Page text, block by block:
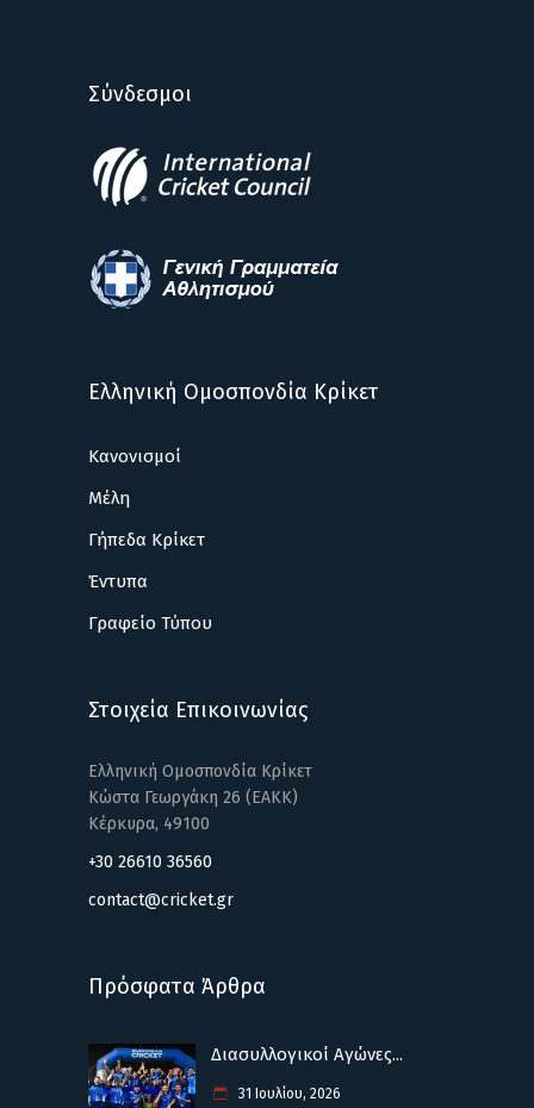
Σύνδεσμοι
Ελληνική Ομοσπονδία Κρίκετ
Κανονισμοί
Μέλη
Γήπεδα Κρίκετ
Έντυπα
Γραφείο Τύπου
Στοιχεία Επικοινωνίας
Ελληνική Ομοσπονδία Κρίκετ
Κώστα Γεωργάκη 26 (ΕΑΚΚ)
Κέρκυρα, 49100
+30 26610 36560
contact@cricket.gr
Πρόσφατα Άρθρα
Διασυλλογικοί Αγώνες...
31 Ιουλίου, 2026